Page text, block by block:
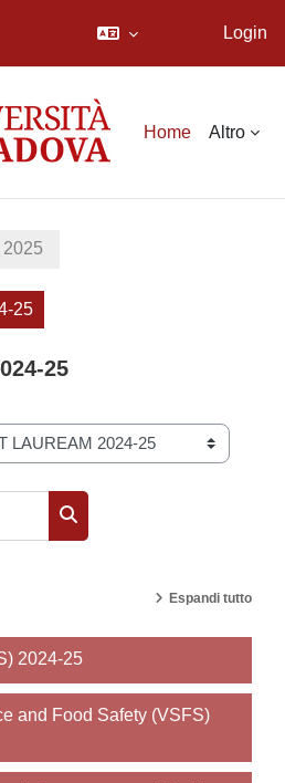
Login
Home Altro
25
25
Cerca corsi
Espandi tutto
2024-25
and Food Safety (VSFS)